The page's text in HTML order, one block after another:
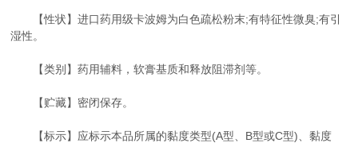
【性状】进口药用级卡波姆为白色疏松粉末;有特征性微臭;有引
湿性。
【类别】药用辅料，软膏基质和释放阻滞剂等。
【贮藏】密闭保存。
【标示】应标示本品所属的黏度类型(A型、B型或C型)、黏度